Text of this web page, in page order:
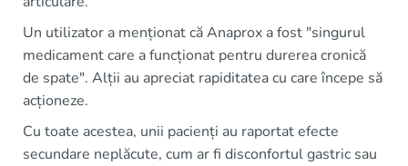
Un utilizator a menționat că Anaprox a fost "singurul
medicament care a funcționat pentru durerea cronică
de spate". Alții au apreciat rapiditatea cu care începe să
acționeze.
Cu toate acestea, unii pacienți au raportat efecte
secundare neplăcute, cum ar fi disconfortul gastric sau